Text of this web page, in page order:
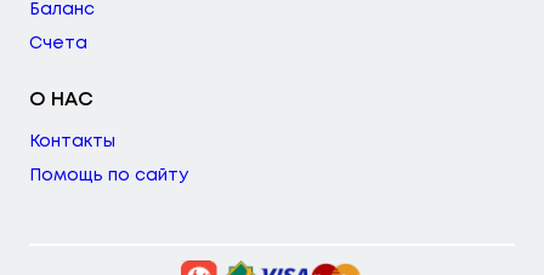
Баланс
Счета
О НАС
Контакты
Помощь по сайту